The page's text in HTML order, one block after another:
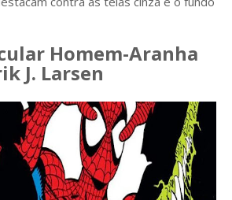
Homem-Aranha
J. Larsen